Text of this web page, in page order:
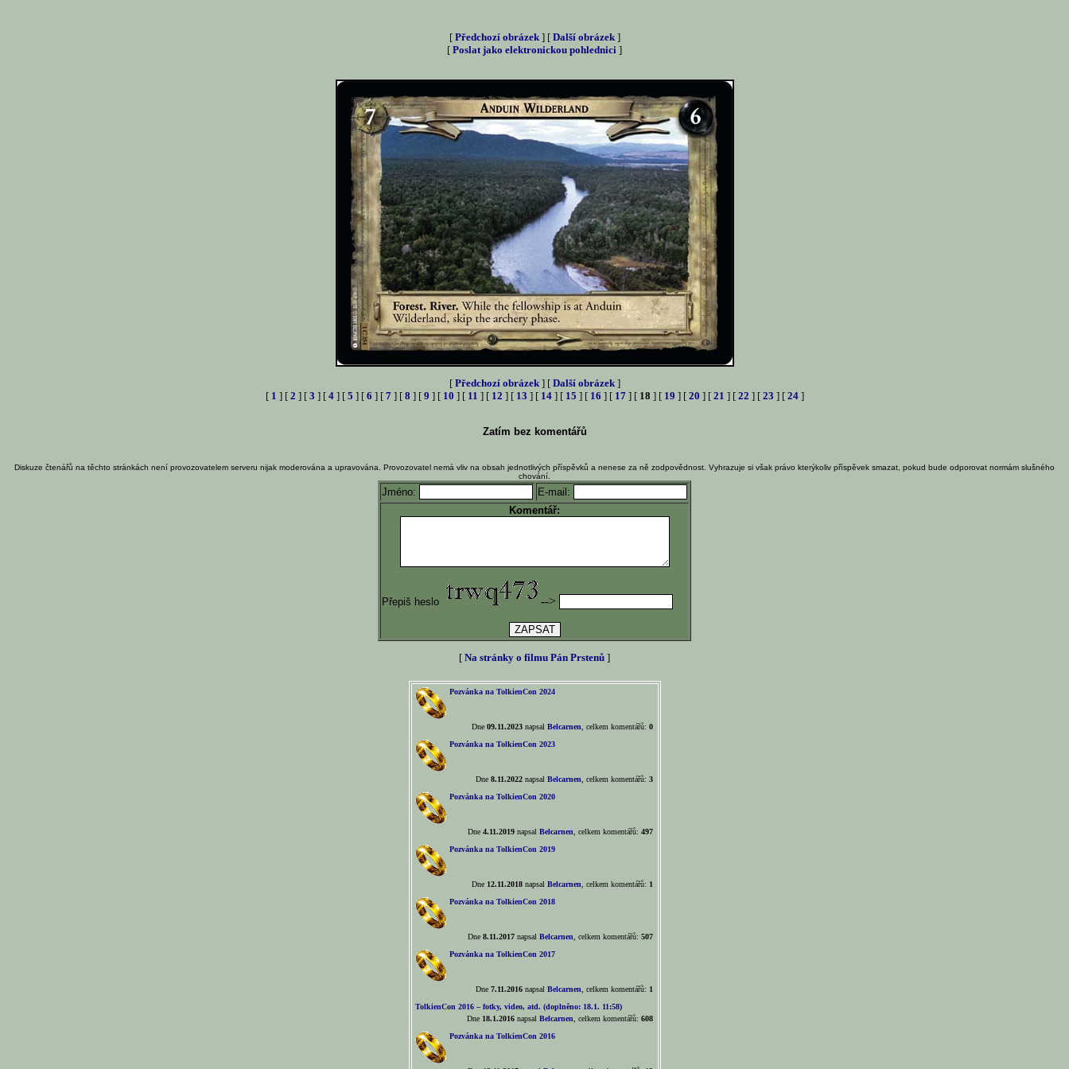
[ Předchozí obrázek] [ Další obrázek]
[ Poslat jako elektronickou pohlednici ]
[ Předchozí obrázek] [ Další obrázek]
[ 1 ] [ 2 ] [ 3 ] [ 4] [ 5 ] [ 6 ] [ 7] [ 8 ] [ 9 ] [ 10 ] [ 11 ] [ 12 ] [ 13 ] [ 14] [ 15 ] [ 16 ] [ 17] [ 18 ] [ 19 ] [ 20 ] [ 21 ] [ 22 ] [ 23 ] [ 24]
Zatím bez komentářů
Diskuze čtenářů na těchto stránkách není provozovatelem serveru nijak moderována a upravována. Provozovatel nemá vliv na obsah jednotlivých příspěvků a nenese za ně zodpovědnost. Vyhrazuje si však právo kterýkoliv příspěvek smazat, pokud bude odporovat normám slušného
chování.
Jméno:
E-mail:
Komentář:
Přepiš heslo -->
[ Na stránky o filmu Pán Prstenů ]
Pozvánka na TolkienCon 2024
Dne 09.11.2023napsal Belcarnen , celkem komentářů: 0
Pozvánka na TolkienCon 2023
Dne 8.11.2022napsal Belcarnen , celkem komentářů: 3
Pozvánka na TolkienCon 2020
Dne 4.11.2019napsal Belcarnen , celkem komentářů: 497
Pozvánka na TolkienCon 2019
Dne 12.11.2018napsal Belcarnen , celkem komentářů: 1
Pozvánka na TolkienCon 2018
Dne 8.11.2017napsal Belcarnen , celkem komentářů: 507
Pozvánka na TolkienCon 2017
Dne 7.11.2016napsal Belcarnen , celkem komentářů: 1
TolkienCon 2016 – fotky, video, atd. (doplněno: 18.1. 11:58)
Dne 18.1.2016napsal Belcarnen , celkem komentářů: 608
Pozvánka na TolkienCon 2016